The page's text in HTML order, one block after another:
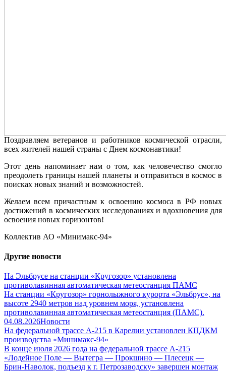
Поздравляем ветеранов и работников космической отрасли,
всех жителей нашей страны с Днем космонавтики!
Этот день напоминает нам о том, как человечество смогло
преодолеть границы нашей планеты и отправиться в космос в
поисках новых знаний и возможностей.
Желаем всем причастным к освоению космоса в РФ новых
достижений в космических исследованиях и вдохновения для
освоения новых горизонтов!
Коллектив АО «Минимакс-94»
Другие новости
На Эльбрусе на станции «Кругозор» установлена
противолавинная автоматическая метеостанция ПАМС
На станции «Кругозор» горнолыжного курорта «Эльбрус», на
высоте 2940 метров над уровнем моря, установлена
противолавинная автоматическая метеостанция (ПАМС).
04.08.2026Новости
На федеральной трассе А-215 в Карелии установлен КПДКМ
производства «Минимакс-94»
В конце июля 2026 года на федеральной трассе А-215
«Лодейное Поле — Вытегра — Прокшино — Плесецк —
Брин-Наволок, подъезд к г. Петрозаводску» завершен монтаж